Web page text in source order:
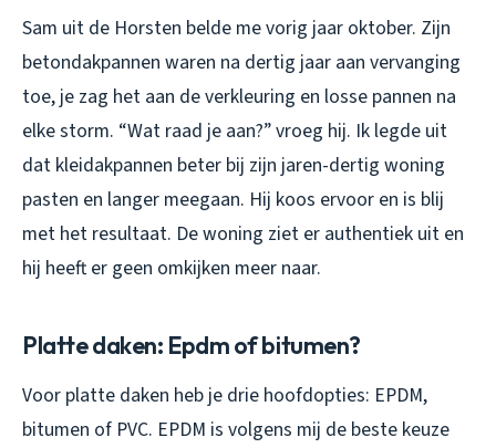
Sam uit de Horsten belde me vorig jaar oktober. Zijn
betondakpannen waren na dertig jaar aan vervanging
toe, je zag het aan de verkleuring en losse pannen na
elke storm. “Wat raad je aan?” vroeg hij. Ik legde uit
dat kleidakpannen beter bij zijn jaren-dertig woning
pasten en langer meegaan. Hij koos ervoor en is blij
met het resultaat. De woning ziet er authentiek uit en
hij heeft er geen omkijken meer naar.
Platte daken: Epdm of bitumen?
Voor platte daken heb je drie hoofdopties: EPDM,
bitumen of PVC. EPDM is volgens mij de beste keuze